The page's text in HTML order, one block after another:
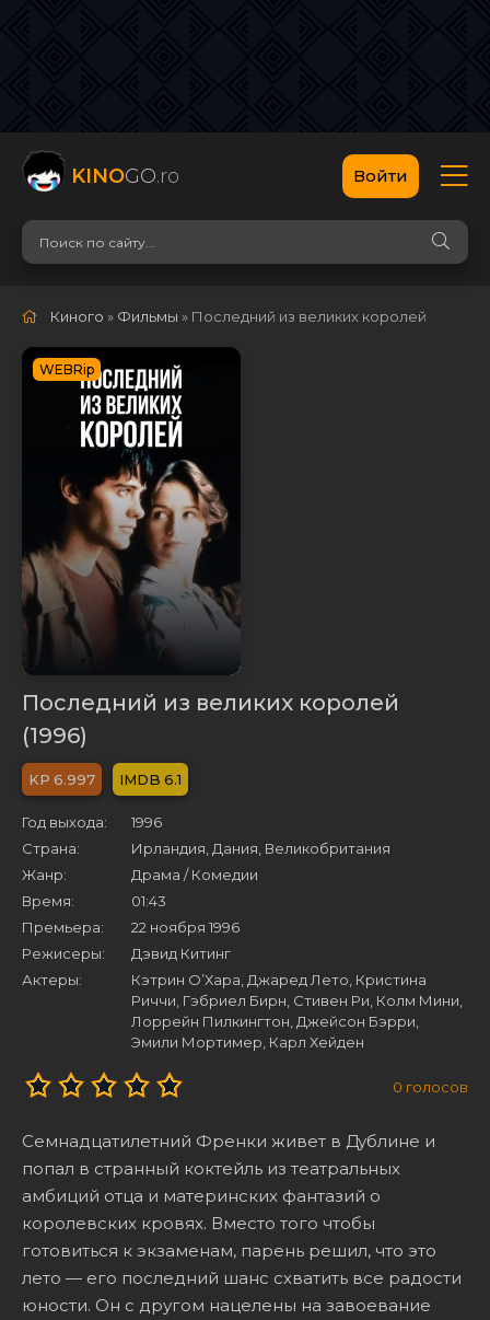
KINOGO.ro Войти
Киного » Фильмы » Последний из великих королей
WEBRip
Последний из великих королей
(1996)
6.997 6.1
Год выхода:
1996
Страна:
Ирландия, Дания, Великобритания
Жанр:
Драма / Комедии
Время:
01:43
Премьера:
22 ноября 1996
Режисеры:
Дэвид Китинг
Актеры:
Кэтрин О’Хара, Джаред Лето, Кристина
Риччи, Гэбриел Бирн, Стивен Ри, Колм Мини,
Лоррейн Пилкингтон, Джейсон Бэрри,
Эмили Мортимер, Карл Хейден
0 голосов
Семнадцатилетний Френки живет в Дублине и
попал в странный коктейль из театральных
амбиций отца и материнских фантазий о
королевских кровях. Вместо того чтобы
готовиться к экзаменам, парень решил, что это
лето — его последний шанс схватить все радости
юности. Он с другом нацелены на завоевание